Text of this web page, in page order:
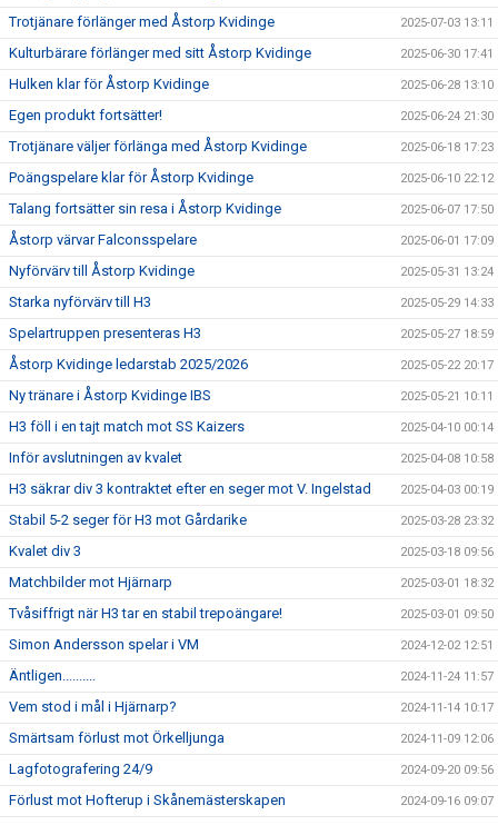
Trotjänare förlänger med Åstorp Kvidinge 2025-07-03 13:11
Kulturbärare förlänger med sitt Åstorp Kvidinge 2025-06-30 17:41
Hulken klar för Åstorp Kvidinge 2025-06-28 13:10
Egen produkt fortsätter! 2025-06-24 21:30
Trotjänare väljer förlänga med Åstorp Kvidinge 2025-06-18 17:23
Poängspelare klar för Åstorp Kvidinge 2025-06-10 22:12
Talang fortsätter sin resa i Åstorp Kvidinge 2025-06-07 17:50
Åstorp värvar Falconsspelare 2025-06-01 17:09
Nyförvärv till Åstorp Kvidinge 2025-05-31 13:24
Starka nyförvärv till H3 2025-05-29 14:33
Spelartruppen presenteras H3 2025-05-27 18:59
Åstorp Kvidinge ledarstab 2025/2026 2025-05-22 20:17
Ny tränare i Åstorp Kvidinge IBS 2025-05-21 10:11
H3 föll i en tajt match mot SS Kaizers 2025-04-10 00:14
Inför avslutningen av kvalet 2025-04-08 10:58
H3 säkrar div 3 kontraktet efter en seger mot V. Ingelstad 2025-04-03 00:19
Stabil 5-2 seger för H3 mot Gårdarike 2025-03-28 23:32
Kvalet div 3 2025-03-18 09:56
Matchbilder mot Hjärnarp 2025-03-01 18:32
Tvåsiffrigt när H3 tar en stabil trepoängare! 2025-03-01 09:50
Simon Andersson spelar i VM 2024-12-02 12:51
Äntligen.......... 2024-11-24 11:57
Vem stod i mål i Hjärnarp? 2024-11-14 10:17
Smärtsam förlust mot Örkelljunga 2024-11-09 12:06
Lagfotografering 24/9 2024-09-20 09:56
Förlust mot Hofterup i Skånemästerskapen 2024-09-16 09:07